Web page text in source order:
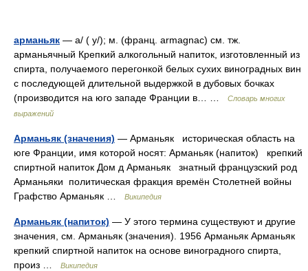
арманьяк — а/ ( у/); м. (франц. armagnac) см. тж.
арманьячный Крепкий алкогольный напиток, изготовленный из
спирта, получаемого перегонкой белых сухих виноградных вин
с последующей длительной выдержкой в дубовых бочках
(производится на юго западе Франции в… …
Словарь многих
выражений
Арманьяк (значения) — Арманьяк историческая область на
юге Франции, имя которой носят: Арманьяк (напиток) крепкий
спиртной напиток Дом д Арманьяк знатный французский род
Арманьяки политическая фракция времён Столетней войны
Графство Арманьяк …
Википедия
Арманьяк (напиток) — У этого термина существуют и другие
значения, см. Арманьяк (значения). 1956 Арманьяк Арманьяк
крепкий спиртной напиток на основе виноградного спирта,
произ …
Википедия